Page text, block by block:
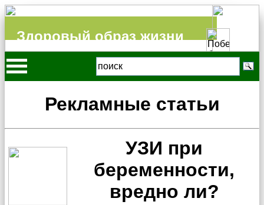
Здоровый образ жизни
Рекламные статьи
УЗИ при
беременности,
вредно ли?